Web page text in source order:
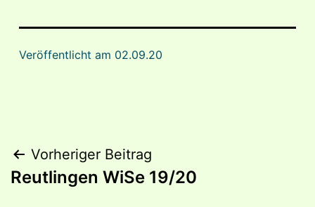
Veröffentlicht am 02.09.20
Beitragsnavigation
Vorheriger Beitrag
Reutlingen WiSe 19/20